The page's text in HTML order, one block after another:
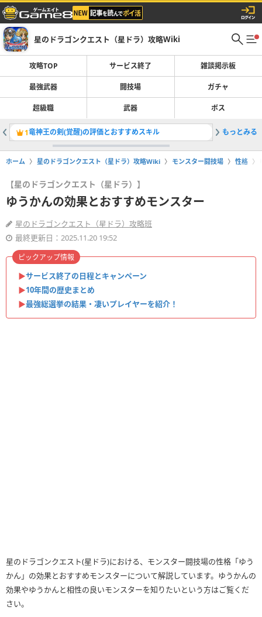
星のドラゴンクエスト（星ドラ）攻略Wiki
攻略TOP サービス終了 雑談掲示板
最強武器 闘技場 ガチャ
超級職 武器 ボス
1竜神王の剣(覚醒)の評価とおすすめスキル 2余った
もっとみる
ホーム 星のドラゴンクエスト（星ドラ）攻略Wiki モンスター闘技場 性格
【星のドラゴンクエスト（星ドラ）】
ゆうかんの効果とおすすめモンスター
星のドラゴンクエスト（星ドラ）攻略班
最終更新日：2025.11.20 19:52
▶︎サービス終了の日程とキャンペーン
▶︎10年間の歴史まとめ
▶︎最強総選挙の結果・凄いプレイヤーを紹介！
ピックアップ情報
星のドラゴンクエスト(星ドラ)における、モンスター闘技場の性格「ゆう
かん」の効果とおすすめモンスターについて解説しています。ゆうかんの
効果やゆうかんと相性の良いモンスターを知りたいという方はご覧くだ
さい。